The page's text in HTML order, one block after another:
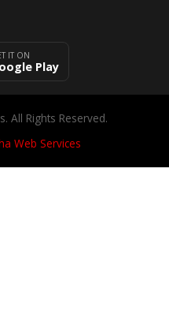
IT ON
Play
All Rights Reserved.
Web Services